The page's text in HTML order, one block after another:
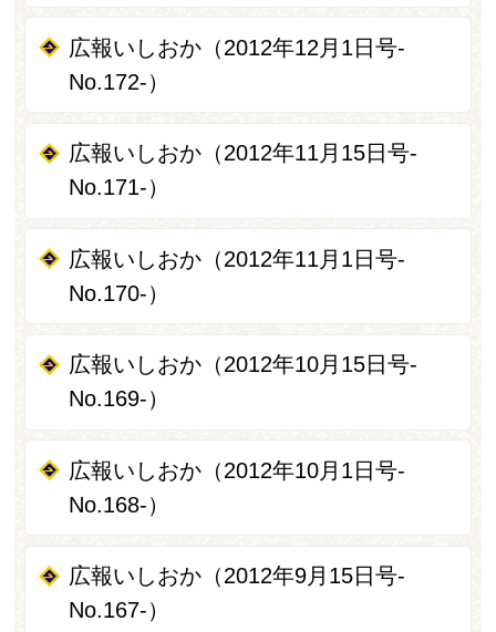
広報いしおか（2012年12月1日号-
No.172-）
広報いしおか（2012年11月15日号-
No.171-）
広報いしおか（2012年11月1日号-
No.170-）
広報いしおか（2012年10月15日号-
No.169-）
広報いしおか（2012年10月1日号-
No.168-）
広報いしおか（2012年9月15日号-
No.167-）